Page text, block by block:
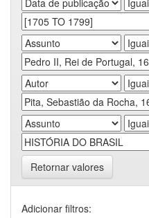
Retornar valores
Adicionar filtros: